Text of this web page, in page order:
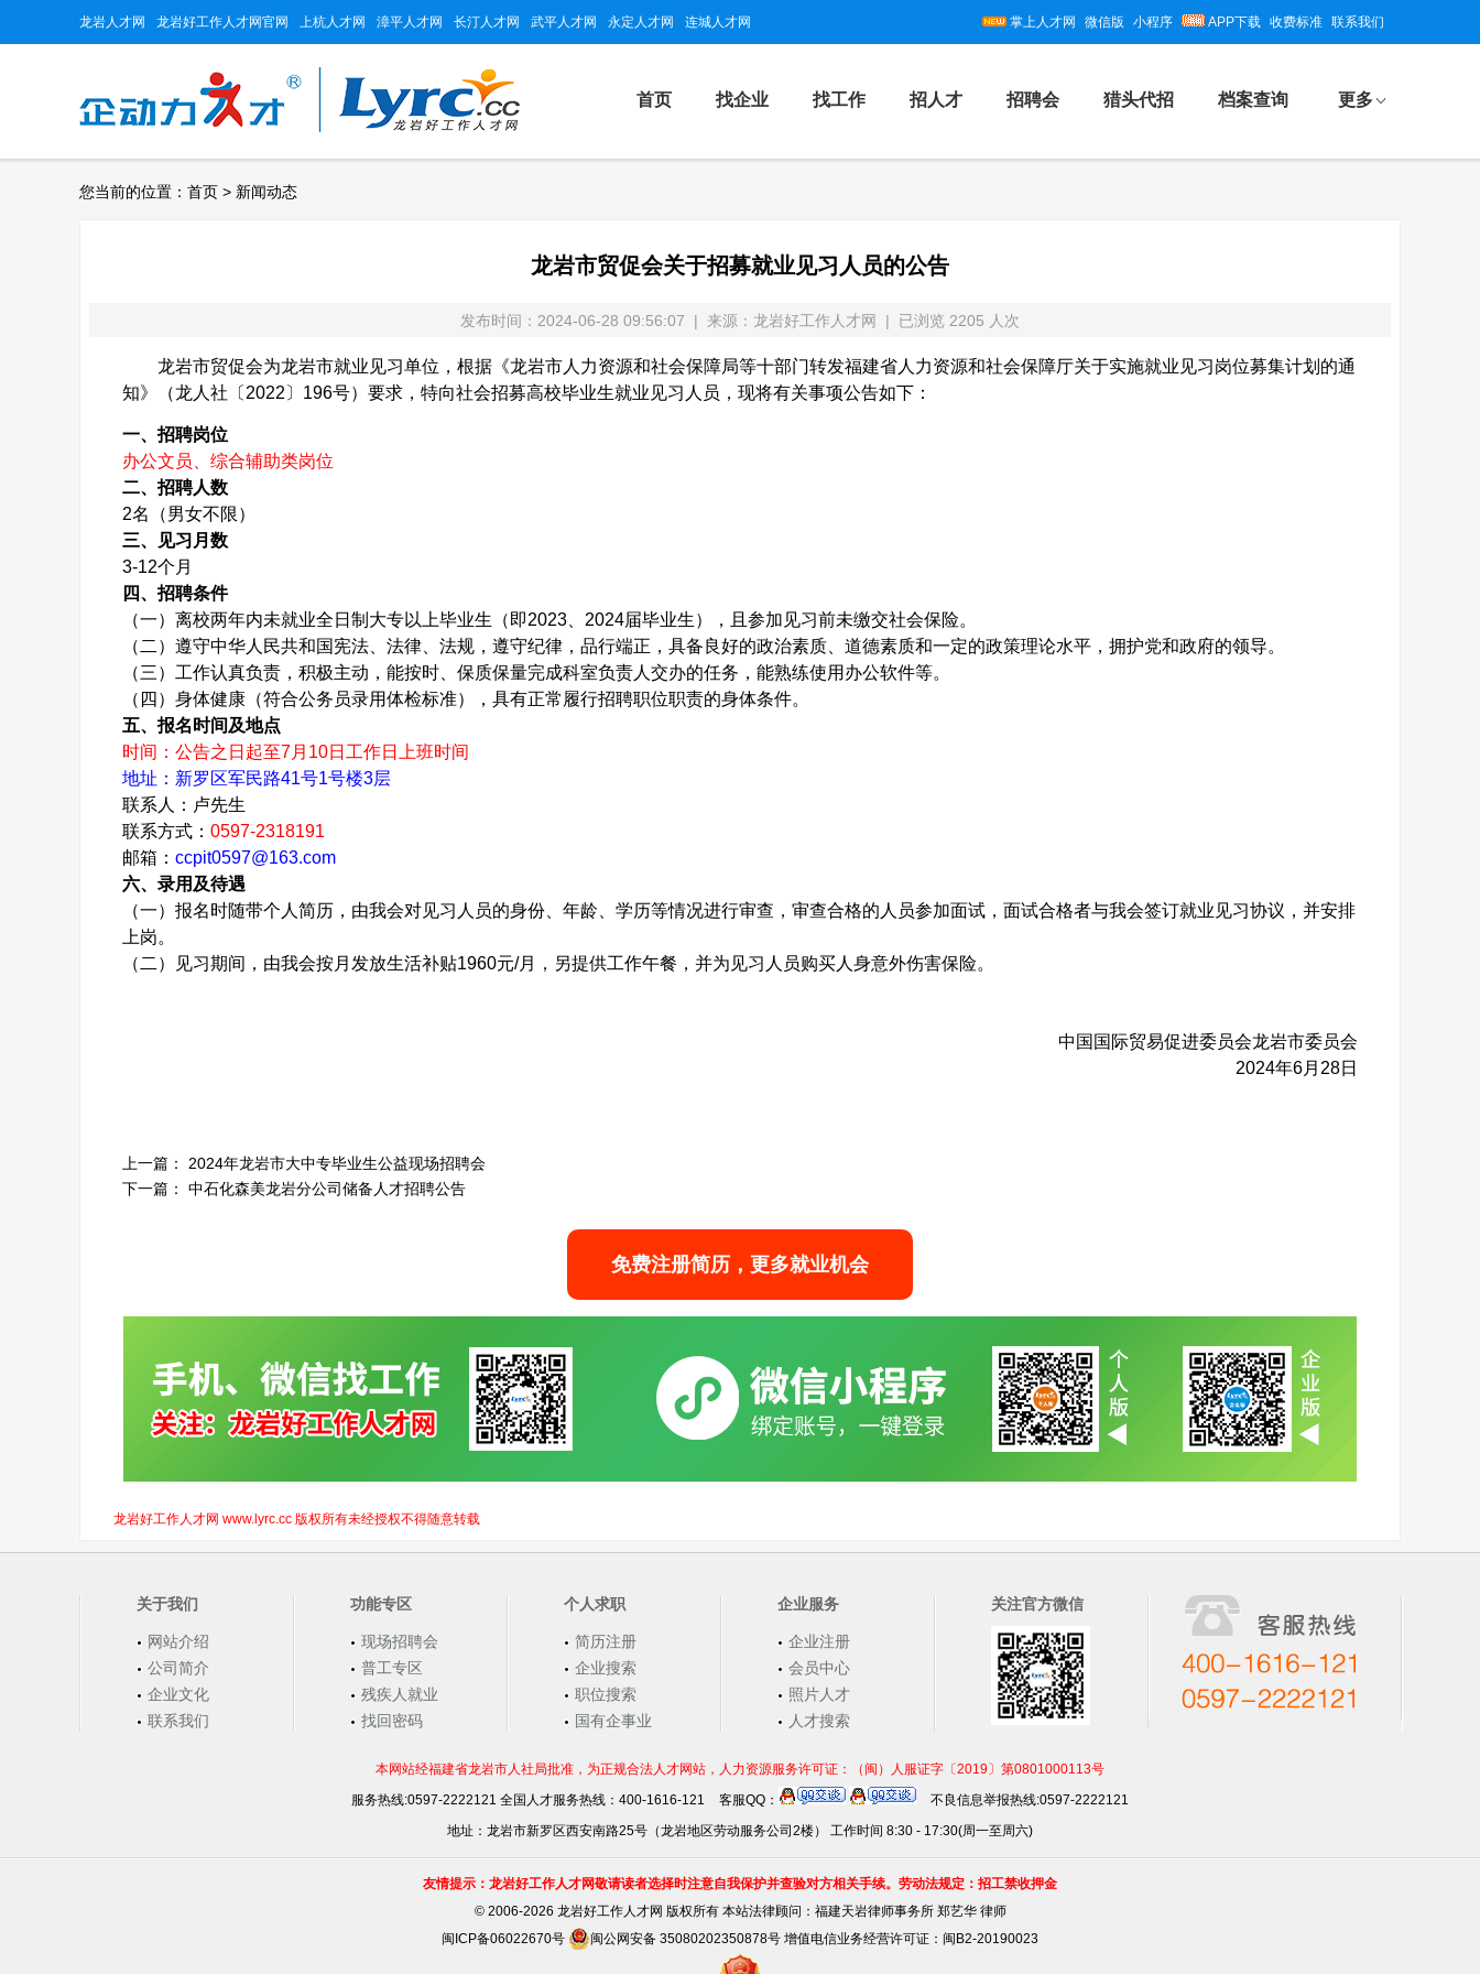
龙岩人才网 龙岩好工作人才网官网 上杭人才网 漳平人才网 长汀人才网 武平人才网 永定人才网 连城人才网 掌上人才网 微信版 小程序 APP下载 收费标准 联系我们
首页 找企业 找工作 招人才 招聘会 猎头代招 档案查询 更多
您当前的位置： 首页 > 新闻动态
龙岩市贸促会关于招募就业见习人员的公告
发布时间：2024-06-28 09:56:07 | 来源：龙岩好工作人才网 | 已浏览 2205 人次
龙岩市贸促会为龙岩市就业见习单位，根据《龙岩市人力资源和社会保障局等十部门转发福建省人力资源和社会保障厅关于实施就业见习岗位募集计划的通
知》（龙人社〔2022〕196号）要求，特向社会招募高校毕业生就业见习人员，现将有关事项公告如下：
一、招聘岗位
办公文员、综合辅助类岗位
二、招聘人数
2名（男女不限）
三、见习月数
3-12个月
四、招聘条件
（一）离校两年内未就业全日制大专以上毕业生（即2023、2024届毕业生），且参加见习前未缴交社会保险。
（二）遵守中华人民共和国宪法、法律、法规，遵守纪律，品行端正，具备良好的政治素质、道德素质和一定的政策理论水平，拥护党和政府的领导。
（三）工作认真负责，积极主动，能按时、保质保量完成科室负责人交办的任务，能熟练使用办公软件等。
（四）身体健康（符合公务员录用体检标准），具有正常履行招聘职位职责的身体条件。
五、报名时间及地点
时间：公告之日起至7月10日工作日上班时间
地址：新罗区军民路41号1号楼3层
联系人：卢先生
联系方式： 0597-2318191
邮箱： ccpit0597@163.com
六、录用及待遇
（一）报名时随带个人简历，由我会对见习人员的身份、年龄、学历等情况进行审查，审查合格的人员参加面试，面试合格者与我会签订就业见习协议，并安排
上岗。
（二）见习期间，由我会按月发放生活补贴1960元/月，另提供工作午餐，并为见习人员购买人身意外伤害保险。
中国国际贸易促进委员会龙岩市委员会
2024年6月28日
上一篇：
2024年龙岩市大中专毕业生公益现场招聘会
下一篇：
中石化森美龙岩分公司储备人才招聘公告
免费注册简历，更多就业机会
龙岩好工作人才网 www.lyrc.cc 版权所有未经授权不得随意转载
关于我们
网站介绍
公司简介
企业文化
联系我们
功能专区
现场招聘会
普工专区
残疾人就业
找回密码
个人求职
简历注册
企业搜索
职位搜索
国有企事业
企业服务
企业注册
会员中心
照片人才
人才搜索
关注官方微信
本网站经福建省龙岩市人社局批准，为正规合法人才网站，人力资源服务许可证：（闽）人服证字〔2019〕第0801000113号
服务热线:0597-2222121 全国人才服务热线：400-1616-121
客服QQ：
不良信息举报热线:0597-2222121
地址：龙岩市新罗区西安南路25号（龙岩地区劳动服务公司2楼） 工作时间 8:30 - 17:30(周一至周六)
友情提示：龙岩好工作人才网敬请读者选择时注意自我保护并查验对方相关手续。劳动法规定：招工禁收押金
©2006-2026 龙岩好工作人才网 版权所有 本站法律顾问： 福建天岩律师事务所 郑艺华 律师
闽ICP备06022670号
闽公网安备 35080202350878号 增值电信业务经营许可证：闽B2-20190023